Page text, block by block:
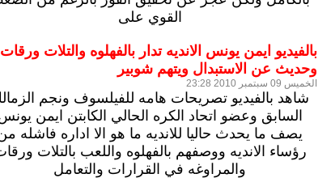
القوي على
بالفيديو ايمن يونس الانديه تدار بالفهلوه والتلات ورقات
وحديث عن الاستبدال ويتهم شوبير
الخميس 09 سبتمبر 2010 23:28
شاهد بالفيديو تصريحات هامه للفيلسوف ونجم
السابق وعضو اتحاد الكره الحالي الكابتن ايمن
يصف ما يحدث حاليا للانديه ما هو الا اداره فاشله
رؤساء الانديه ووصفهم بالفهلوه واللعب بالتلات
والمراوغه في القرارات والتعامل